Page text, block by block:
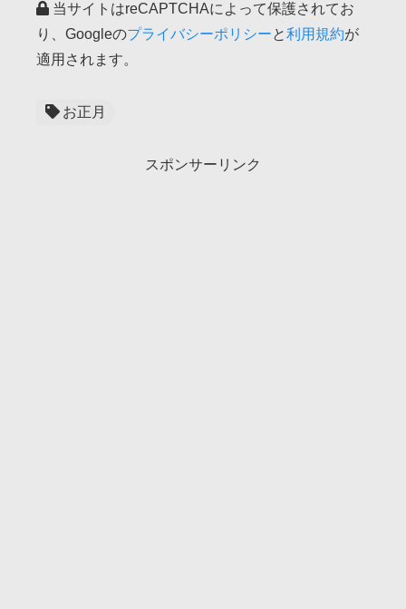
当サイトはreCAPTCHAによって保護されてお
り、Googleのプライバシーポリシーと利用規約が
適用されます。
お正月
スポンサーリンク